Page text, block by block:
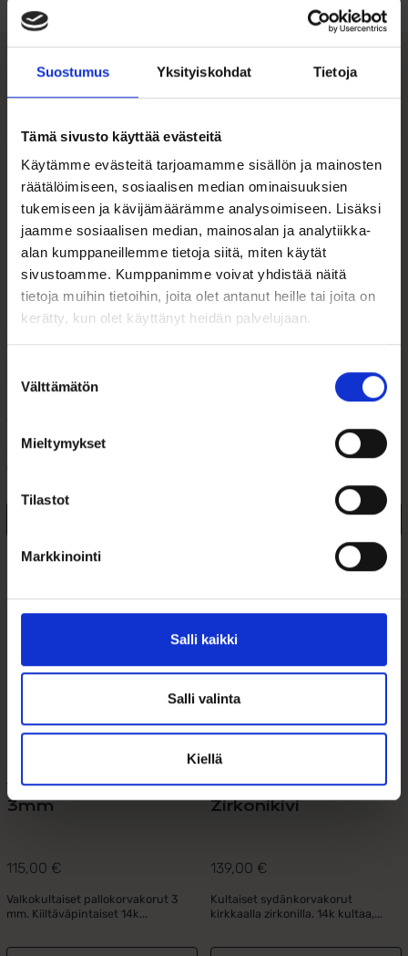
Suostumus Yksityiskohdat Tietoja
Tämä sivusto käyttää evästeitä
Käytämme evästeitä tarjoamamme sisällön ja mainosten
räätälöimiseen, sosiaalisen median ominaisuuksien
tukemiseen ja kävijämäärämme analysoimiseen. Lisäksi
jaamme sosiaalisen median, mainosalan ja analytiikka-
alan kumppaneillemme tietoja siitä, miten käytät
sivustoamme. Kumppanimme voivat yhdistää näitä
tietoja muihin tietoihin, joita olet antanut heille tai joita on
kerätty, kun olet käyttänyt heidän palvelujaan.
valinta
Välttämätön
Mieltymykset
Tilastot
Markkinointi
Salli kaikki
Salli valinta
Kiellä
Tutustu myös
Rosefield The
kello OCWSG-O40
Rosefield The Elles OCWSG-O40
Lisää toivelistalle
Rosefield – The Boxy
Rosefield The Boxy -rannekello
Lisää ostoskoriin
Lisää toivelistalle
Valkokultapallokorvakorut
3mm
115,00 €
Valkokultaiset pallokorvakorut 3
mm. Kiiltäväpintaiset 14k...
Korvakoru Sydän
Zirkonikivi
139,00 €
Kultaiset sydänkorvakorut
kirkkaalla zirkonilla. 14k kultaa,...